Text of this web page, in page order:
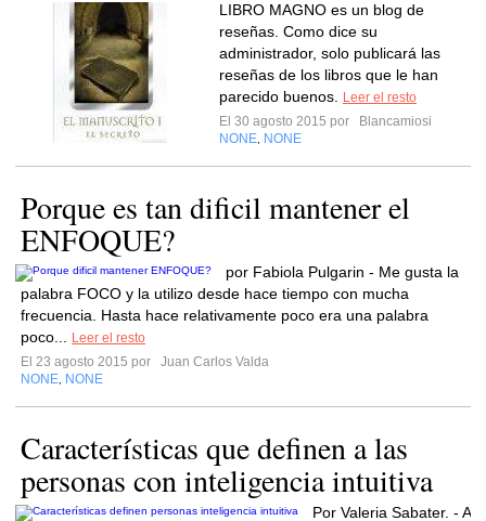
LIBRO MAGNO es un blog de
reseñas. Como dice su
administrador, solo publicará las
reseñas de los libros que le han
parecido buenos.
Leer el resto
El 30 agosto 2015 por
Blancamiosi
NONE NONE
Porque es tan dificil mantener el
ENFOQUE?
por Fabiola Pulgarin - Me gusta la
palabra FOCO y la utilizo desde hace tiempo con mucha
frecuencia. Hasta hace relativamente poco era una palabra
poco...
Leer el resto
El 23 agosto 2015 por
Juan Carlos Valda
NONE NONE
Características que definen a las
personas con inteligencia intuitiva
Por Valeria Sabater. - A